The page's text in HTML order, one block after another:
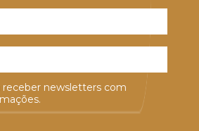
receber newsletters com